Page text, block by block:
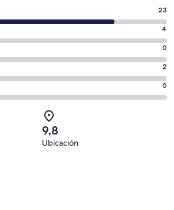
23
4
0
2
0
9,8
Ubicación